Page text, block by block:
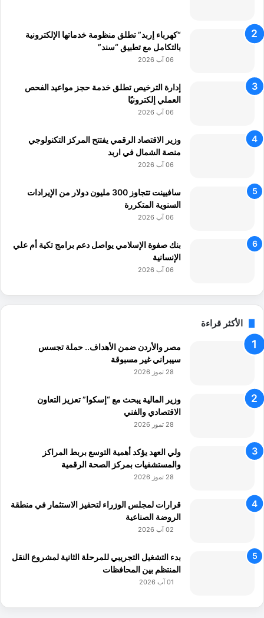
ا
خ
ل
م
د
ث
“كهرباء إربد” تطلق منظومة خدماتها الإلكترونية
بالتكامل مع تطبيق “سند”
06 آب 2026
إدارة الترخيص تطلق خدمة حجز مواعيد الفحص
العملي إلكترونيًا
06 آب 2026
وزير الاقتصاد الرقمي يفتتح المركز التكنولوجي
منصة الشمال في اربد
06 آب 2026
سافيينت تتجاوز 300 مليون دولار من الإيرادات
السنوية المتكررة
06 آب 2026
بنك صفوة الإسلامي يواصل دعم برامج تكية أم علي
الإنسانية
06 آب 2026
الأكثر قراءة
مصر والأردن ضمن الأهداف.. حملة تجسس
سيبراني غير مسبوقة
28 تموز 2026
وزير المالية يبحث مع “إسكوا” تعزيز التعاون
الاقتصادي والفني
28 تموز 2026
ولي العهد يؤكد أهمية التوسع بربط المراكز
والمستشفيات بمركز الصحة الرقمية
28 تموز 2026
قرارات لمجلس الوزراء لتحفيز الاستثمار في منطقة
الروضة الصناعية
02 آب 2026
بدء التشغيل التجريبي للمرحلة الثانية لمشروع النقل
المنتظم بين المحافظات
01 آب 2026